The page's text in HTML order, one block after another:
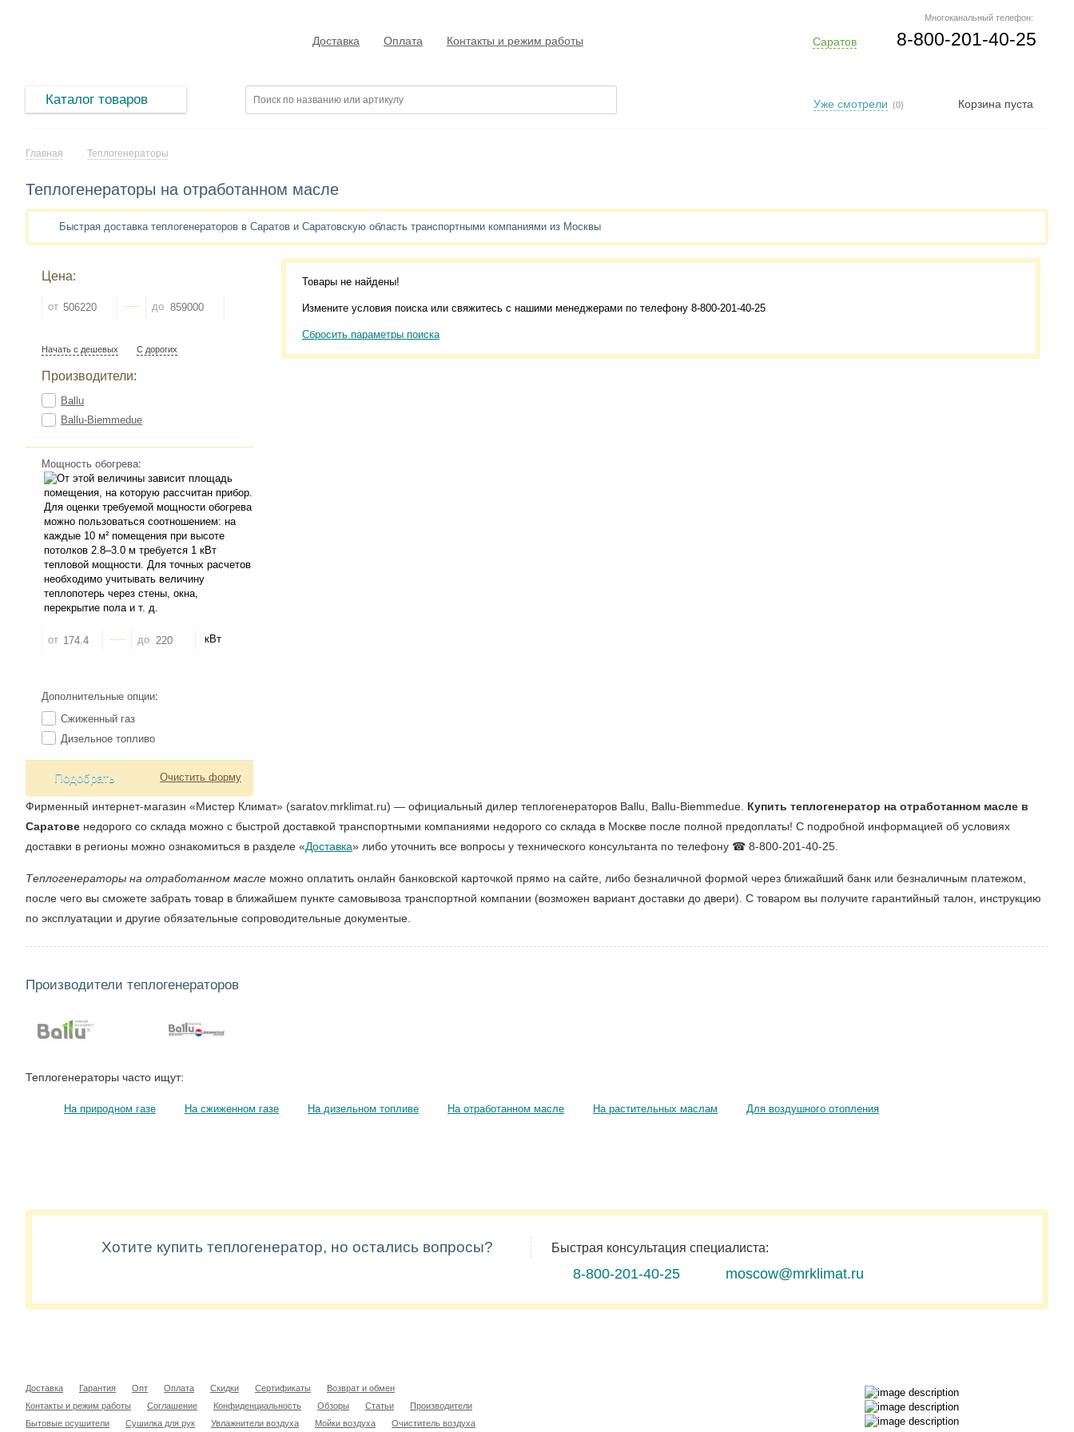
Многоканальный телефон:
8-800-201-40-25
Саратов
Доставка Оплата Контакты и режим работы
Каталог товаров Корзина пуста
Уже смотрели (0)
Главная Теплогенераторы
Теплогенераторы на отработанном масле
Быстрая доставка теплогенераторов в Саратов и Саратовскую область транспортными компаниями из Москвы
Цена:
от до
Начать с дешевых С дорогих
Производители:
Ballu
Ballu-Biemmedue
Мощность обогрева:
от до кВт
Дополнительные опции:
Сжиженный газ
Дизельное топливо
Очистить форму
Подобрать
Товары не найдены!
Измените условия поиска или свяжитесь с нашими менеджерами по телефону 8-800-201-40-25
Сбросить параметры поиска
Фирменный интернет-магазин «Мистер Климат» (saratov.mrklimat.ru) — официальный дилер теплогенераторов Ballu, Ballu-Biemmedue. Купить теплогенератор на отработанном масле в
Саратове недорого со склада можно с быстрой доставкой транспортными компаниями недорого со склада в Москве после полной предоплаты! С подробной информацией об условиях
доставки в регионы можно ознакомиться в разделе «Доставка» либо уточнить все вопросы у технического консультанта по телефону ☎ 8-800-201-40-25.
Теплогенераторы на отработанном масле можно оплатить онлайн банковской карточкой прямо на сайте, либо безналичной формой через ближайший банк или безналичным платежом,
после чего вы сможете забрать товар в ближайшем пункте самовывоза транспортной компании (возможен вариант доставки до двери). С товаром вы получите гарантийный талон, инструкцию
по эксплуатации и другие обязательные сопроводительные документые.
Производители теплогенераторов
Теплогенераторы часто ищут:
На природном газе На сжиженном газе На дизельном топливе На отработанном масле На растительных маслам Для воздушного отопления
Хотите купить теплогенератор, но остались вопросы? Быстрая консультация специалиста:
8-800-201-40-25 moscow@mrklimat.ru
Доставка Гарантия Опт Оплата Скидки Сертификаты
Возврат и обмен
Контакты и режим работы
Соглашение Конфиденциальность Обзоры Статьи
Производители
Бытовые осушители
Сушилка для рук Увлажнители воздуха Мойки воздуха Очиститель воздуха